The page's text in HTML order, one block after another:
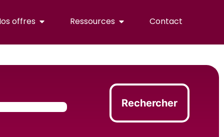
offres Ressources Contact
Rechercher